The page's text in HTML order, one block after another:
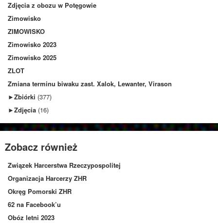
Zdjęcia z obozu w Potęgowie
Zimowisko
ZIMOWISKO
Zimowisko 2023
Zimowisko 2025
ZLOT
Zmiana terminu biwaku zast. Xalok, Lewanter, Virason
►Zbiórki (377)
►Zdjęcia (16)
Zobacz również
Związek Harcerstwa Rzeczypospolitej
Organizacja Harcerzy ZHR
Okręg Pomorski ZHR
62 na Facebook’u
Obóz letni 2023